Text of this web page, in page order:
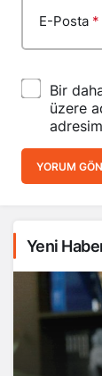
E-Posta *
Bir
üzere
YORUM
Yeni